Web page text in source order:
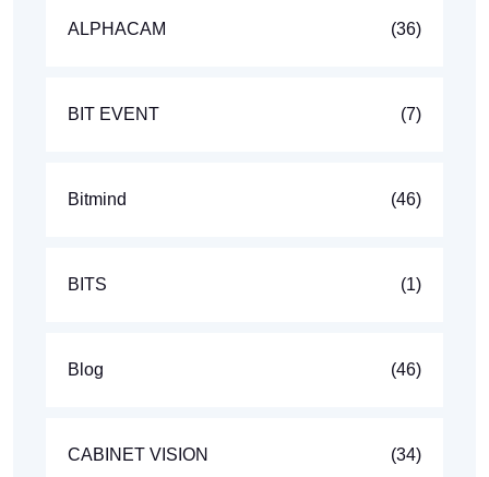
ALPHACAM (36)
BIT EVENT (7)
Bitmind (46)
BITS (1)
Blog (46)
CABINET VISION (34)